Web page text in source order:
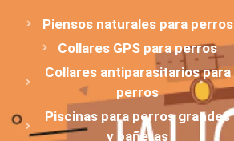
Piensos naturales para perros
Collares GPS para perros
Collares antiparasitarios para
perros
Piscinas para perros grandes
y bañeras